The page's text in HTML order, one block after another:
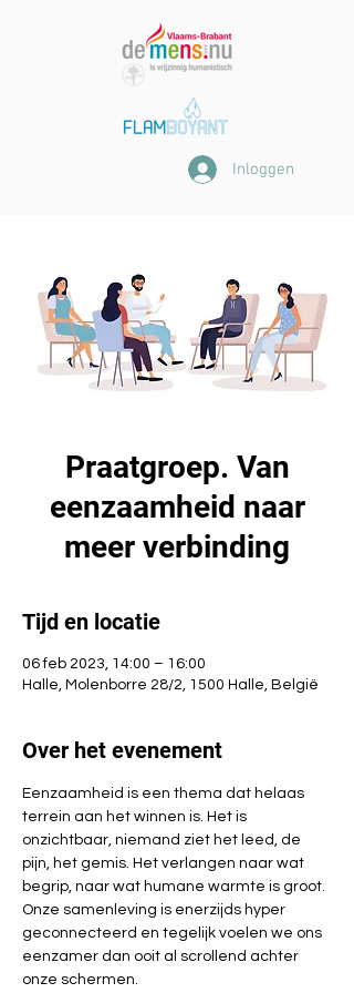
Inloggen
Praatgroep. Van
eenzaamheid naar
meer verbinding
Tijd en locatie
06 feb 2023, 14:00 – 16:00
Halle, Molenborre 28/2, 1500 Halle, België
Over het evenement
Eenzaamheid is een thema dat helaas
terrein aan het winnen is. Het is
onzichtbaar, niemand ziet het leed, de
pijn, het gemis. Het verlangen naar wat
begrip, naar wat humane warmte is groot.
Onze samenleving is enerzijds hyper
geconnecteerd en tegelijk voelen we ons
eenzamer dan ooit al scrollend achter
onze schermen.